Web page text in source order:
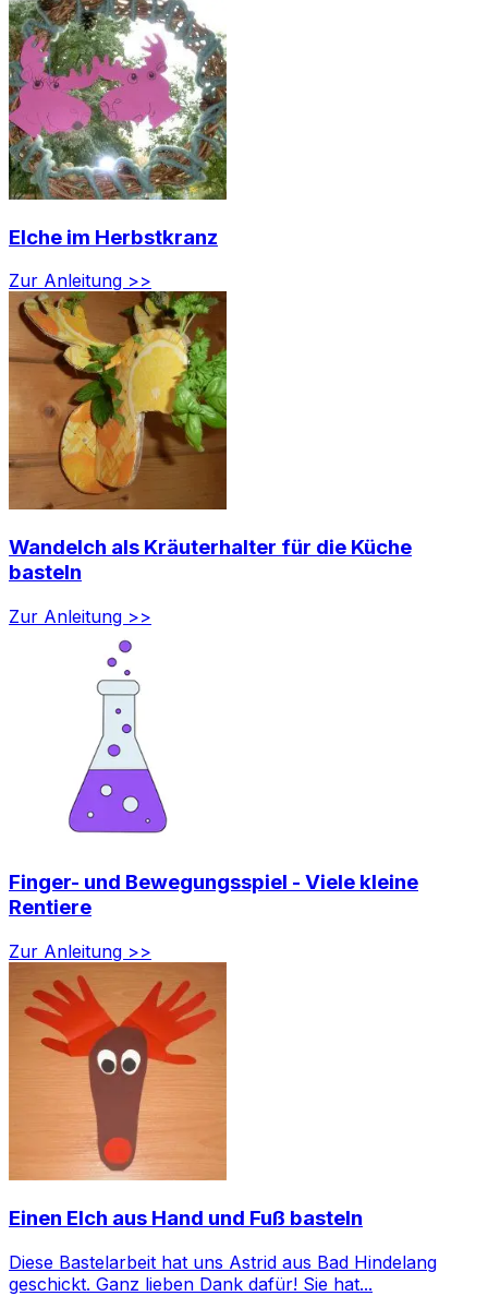
Elche im Herbstkranz
Zur Anleitung >>
Wandelch als Kräuterhalter für die Küche
basteln
Zur Anleitung >>
Finger- und Bewegungsspiel - Viele kleine
Rentiere
Zur Anleitung >>
Einen Elch aus Hand und Fuß basteln
Diese Bastelarbeit hat uns Astrid aus Bad Hindelang
geschickt. Ganz lieben Dank dafür! Sie hat...